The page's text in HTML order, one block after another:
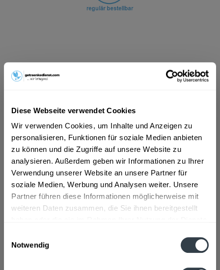
Diese Webseite verwendet Cookies
Wir verwenden Cookies, um Inhalte und Anzeigen zu
personalisieren, Funktionen für soziale Medien anbieten
zu können und die Zugriffe auf unsere Website zu
analysieren. Außerdem geben wir Informationen zu Ihrer
Verwendung unserer Website an unsere Partner für
soziale Medien, Werbung und Analysen weiter. Unsere
Partner führen diese Informationen möglicherweise mit
weiteren Daten zusammen, die Sie ihnen bereitgestellt
Notwendig
ab 101,01 € *
Vorrätig
MEHRWEG
+4,50 € Pfand
In den Warenkorb
Artikel-Nr.:
14792
Verfügbar in:
"Grüneberg Quelle Classic 12 x 1l PETCycle"